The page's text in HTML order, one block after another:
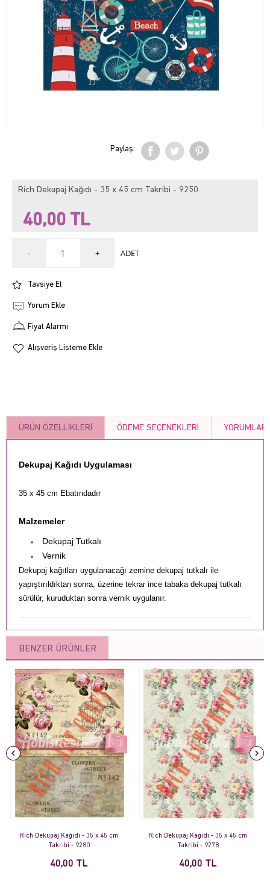
Paylaş:
Rich Dekupaj Kağıdı - 35 x 45 cm Takribi - 9250
40,00 TL
- + ADET
Tavsiye Et
Yorum Ekle
Fiyat Alarmı
Alışveriş Listeme Ekle
ÜRÜN ÖZELLIKLERI ÖDEME SEÇENEKLERI YORUMLAR
Dekupaj Kağıdı Uygulaması
35 x 45 cm Ebatındadır
Malzemeler
Dekupaj Tutkalı
Vernik
Dekupaj kağıtları uygulanacağı zemine dekupaj tutkalı ile
yapıştırıldıktan sonra, üzerine tekrar ince tabaka dekupaj tutkalı
sürülür, kuruduktan sonra vernik uygulanır.
BENZER ÜRÜNLER
Rich Dekupaj Kağıdı - 35 x 45 cm
Takribi - 9278
40,00 TL
Rich Dekupaj Kağıdı - 35 x 45 cm
Takribi - 9270
40,00 TL